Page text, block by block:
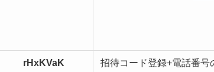
rHxKVaK 招待コード登録+電話番号